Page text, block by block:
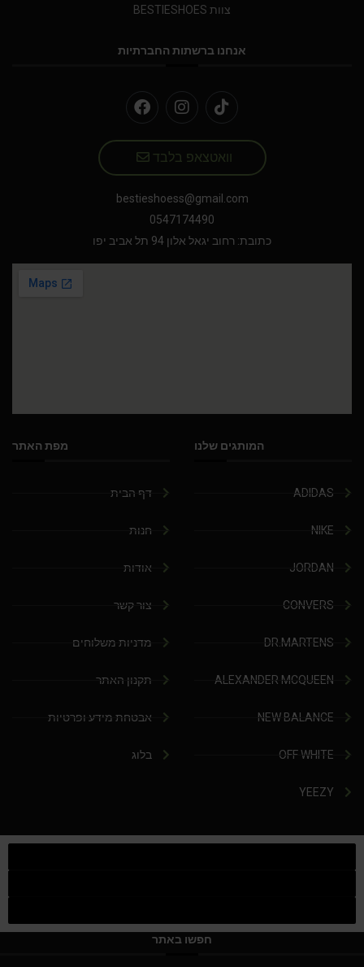
צוות BESTIESHOES
אנחנו ברשתות החברתיות
וואטצאפ בלבד
bestieshoess@gmail.com
0547174490
כתובת: רחוב יגאל אלון 94 תל אביב יפו
המותגים שלנו
ADIDAS
NIKE
JORDAN
CONVERS
DR.MARTENS
ALEXANDER MCQUEEN
NEW BALANCE
OFF WHITE
YEEZY
מפת האתר
דף הבית
חנות
אודות
צור קשר
מדניות משלוחים
תקנון האתר
אבטחת מידע ופרטיות
בלוג
חפשו באתר